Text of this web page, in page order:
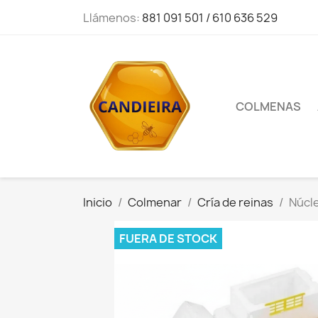
Llámenos: 881 091 501 / 610 636 529
COLMENAS
Inicio Colmenar Cría de reinas
FUERA DE STOCK